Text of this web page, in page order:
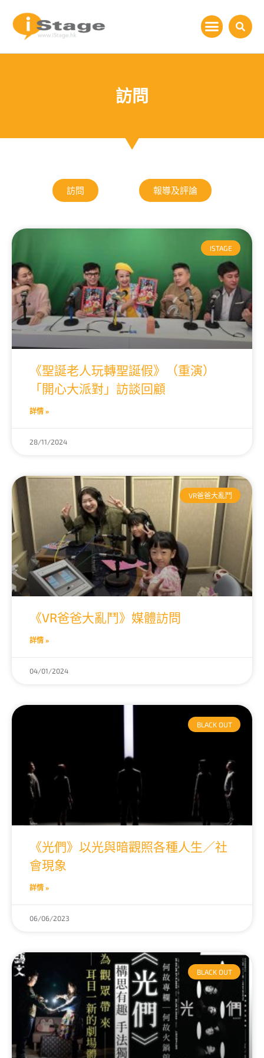
訪問
訪問 報導及評論
ISTAGE
《聖誕老人玩轉聖誕假》（重演）
「開心大派對」訪談回顧
詳情 »
28/11/2024
VR爸爸大亂鬥
《VR爸爸大亂鬥》媒體訪問
詳情 »
04/01/2024
BLACK OUT
《光們》以光與暗觀照各種人生／社
會現象
詳情 »
06/06/2023
BLACK OUT